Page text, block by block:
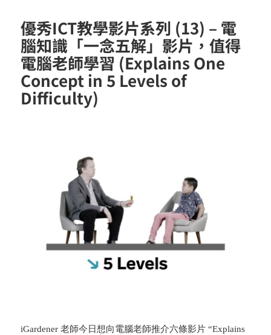
優秀ICT教學影片系列 (13) – 電
腦知識「一念五解」影片，值得
電腦老師學習 (Explains One
Concept in 5 Levels of
Difficulty)
iGardener 老師今日想向電腦老師推介六條影片 “Explains